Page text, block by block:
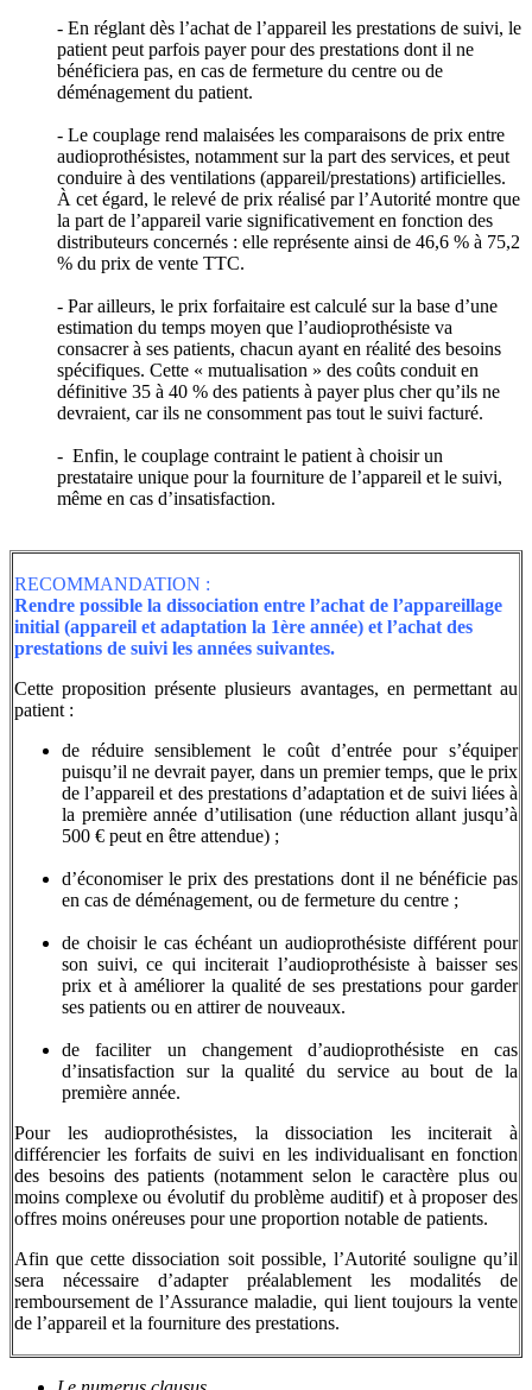
- En réglant dès l’achat de l’appareil les prestations de suivi, le
patient peut parfois payer pour des prestations dont il ne
bénéficiera pas, en cas de fermeture du centre ou de
déménagement du patient.
- Le couplage rend malaisées les comparaisons de prix entre
audioprothésistes, notamment sur la part des services, et peut
conduire à des ventilations (appareil/prestations) artificielles.
À cet égard, le relevé de prix réalisé par l’Autorité montre que
la part de l’appareil varie significativement en fonction des
distributeurs concernés : elle représente ainsi de 46,6 % à 75,2
% du prix de vente TTC.
- Par ailleurs, le prix forfaitaire est calculé sur la base d’une
estimation du temps moyen que l’audioprothésiste va
consacrer à ses patients, chacun ayant en réalité des besoins
spécifiques. Cette « mutualisation » des coûts conduit en
définitive 35 à 40 % des patients à payer plus cher qu’ils ne
devraient, car ils ne consomment pas tout le suivi facturé.
- Enfin, le couplage contraint le patient à choisir un
prestataire unique pour la fourniture de l’appareil et le suivi,
même en cas d’insatisfaction.
RECOMMANDATION :
Rendre possible la dissociation entre l’achat de l’appareillage
initial (appareil et adaptation la 1ère année) et l’achat des
prestations de suivi les années suivantes.
Cette proposition présente plusieurs avantages, en permettant au
patient :
de réduire sensiblement le coût d’entrée pour s’équiper
puisqu’il ne devrait payer, dans un premier temps, que le prix
de l’appareil et des prestations d’adaptation et de suivi liées à
la première année d’utilisation (une réduction allant jusqu’à
500 € peut en être attendue) ;
d’économiser le prix des prestations dont il ne bénéficie pas
en cas de déménagement, ou de fermeture du centre ;
de choisir le cas échéant un audioprothésiste différent pour
son suivi, ce qui inciterait l’audioprothésiste à baisser ses
prix et à améliorer la qualité de ses prestations pour garder
ses patients ou en attirer de nouveaux.
de faciliter un changement d’audioprothésiste en cas
d’insatisfaction sur la qualité du service au bout de la
première année.
Pour les audioprothésistes, la dissociation les inciterait à
différencier les forfaits de suivi en les individualisant en fonction
des besoins des patients (notamment selon le caractère plus ou
moins complexe ou évolutif du problème auditif) et à proposer des
offres moins onéreuses pour une proportion notable de patients.
Afin que cette dissociation soit possible, l’Autorité souligne qu’il
sera nécessaire d’adapter préalablement les modalités de
remboursement de l’Assurance maladie, qui lient toujours la vente
de l’appareil et la fourniture des prestations.